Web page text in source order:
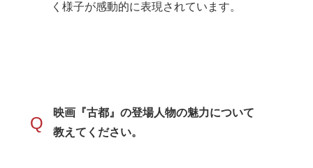
く様子が感動的に表現されています。
Q
映画『古都』の登場人物の魅力について
教えてください。